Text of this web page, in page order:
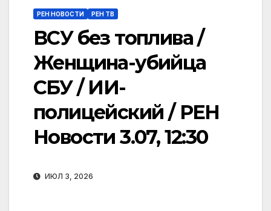
РЕН НОВОСТИ РЕН ТВ
ВСУ без топлива /
Женщина-убийца
СБУ / ИИ-
полицейский / РЕН
Новости 3.07, 12:30
ИЮЛ 3, 2026